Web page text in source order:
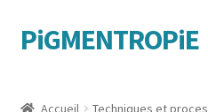
Aller
à
navigation
Aller
au
PiGMENTROPiE
Accueil Techniques et